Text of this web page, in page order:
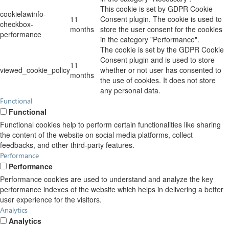
cookielawinfo-
checkbox-
performance
11
months
This cookie is set by GDPR Cookie
Consent plugin. The cookie is used to
store the user consent for the cookies
in the category "Performance".
viewed_cookie_policy11
months
The cookie is set by the GDPR Cookie
Consent plugin and is used to store
whether or not user has consented to
the use of cookies. It does not store
any personal data.
Functional
Functional
Functional cookies help to perform certain functionalities like sharing
the content of the website on social media platforms, collect
feedbacks, and other third-party features.
Performance
Performance
Performance cookies are used to understand and analyze the key
performance indexes of the website which helps in delivering a better
user experience for the visitors.
Analytics
Analytics